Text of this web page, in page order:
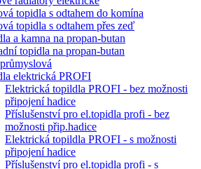
topidla s odtahem do komína
topidla s odtahem přes zeď
a kamna na propan-butan
topidla na propan-butan
elektrická PROFI
Elektrická topildla PROFI - bez možnosti
připojení hadice
Příslušenství pro el.topidla profi - bez
možnosti přip.hadice
Elektrická topildla PROFI - s možnosti
připojení hadice
Příslušenství pro el.topidla profi - s